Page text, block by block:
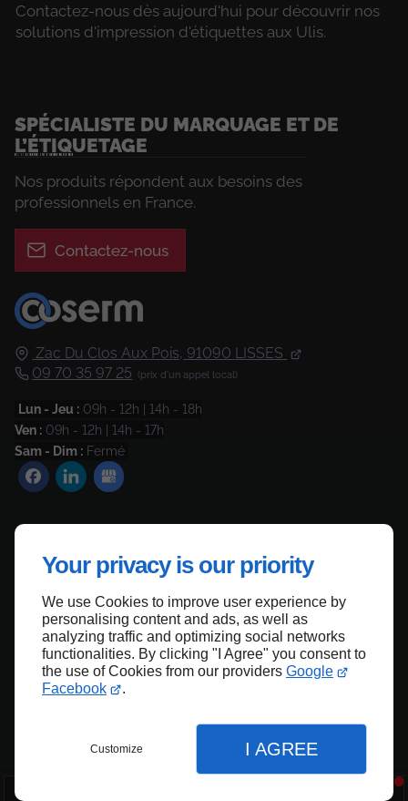
Your privacy is our priority
We use Cookies to improve user experience by
personalising content and ads, as well as
analyzing traffic and optimizing social networks
functionalities. By clicking "I Agree" you consent to
the use of Cookies from our providers Google
Facebook
.
Customize I AGREE
Contactez-nous dès aujourd'hui pour découvrir nos
solutions d'impression d'étiquettes aux Ulis.
Zac Du Clos Aux Pois, 91090 LISSES
09 70 35 97 25
Lun - Jeu : 09h - 12h | 14h - 18h
Ven : 09h - 12h | 14h - 17h
Sam - Dim : Fermé
Mentions légales
Plan du site
SPÉCIALISTE DU MARQUAGE ET DE
L’ÉTIQUETAGE
Nos produits répondent aux besoins des
professionnels en France.
Contactez-nous
Haut de page